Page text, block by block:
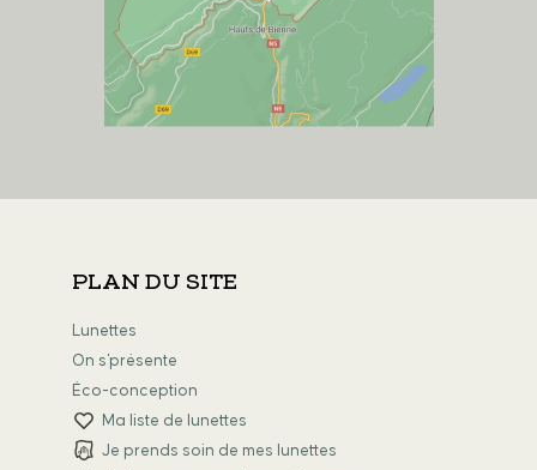
PLAN DU SITE
Lunettes
On s'présente
Éco-conception
Ma liste de lunettes
Je prends soin de mes lunettes